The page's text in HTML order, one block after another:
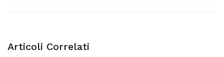
Articoli Correlati